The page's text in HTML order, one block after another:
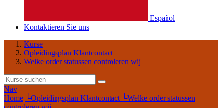
Español
Kontaktieren Sie uns
Kurse
Opleidingsplan Klantcontact
Welke order statussen controleren wij
Nav
Home └Opleidingsplan Klantcontact └Welke order statussen